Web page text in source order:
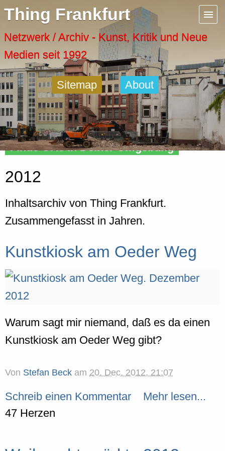
Thing Frankfurt
Netzwerk / Archiv - Kunst, Kritik und Neue
Medien seit 1992
Sitemap About
Finde Orte in Deiner Umgebung
2012
Inhaltsarchiv von Thing Frankfurt.
Zusammengefasst in Jahren.
Kunstkiosk am Oeder Weg
Warum sagt mir niemand, daß es da einen
Kunstkiosk am Oeder Weg gibt?
Von Stefan Beck am 20. Dec. 2012, 21:07
Schreib einen Kommentar
Mehr lesen...
47 Herzen
Menu
Artspaces
Cool Places
Frankfurt Diary
Activity
Recent Posts
Home